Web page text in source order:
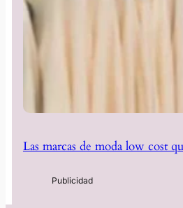
Las marcas de moda low cost